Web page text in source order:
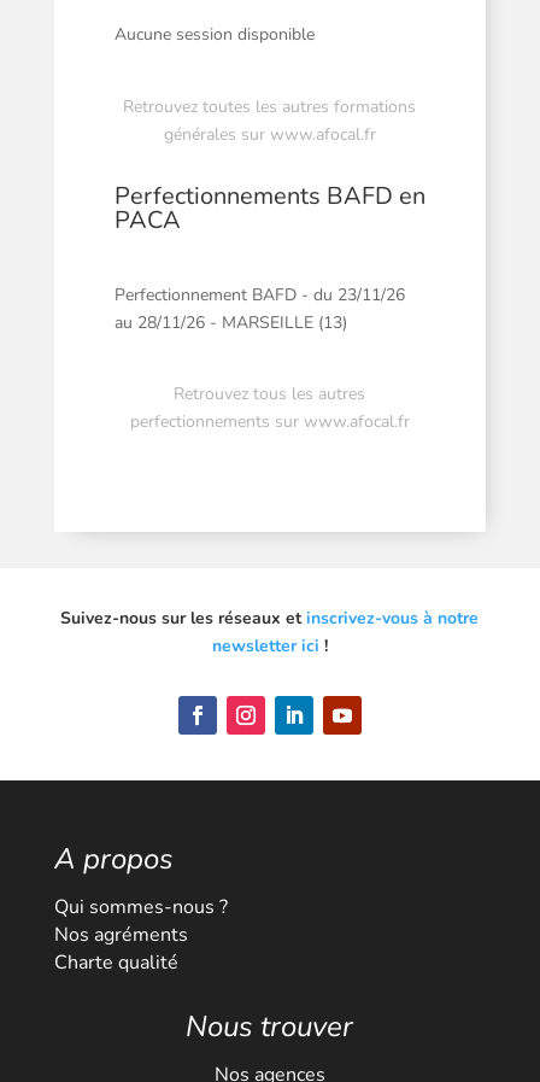
Aucune session disponible
Retrouvez toutes les autres formations
générales sur www.afocal.fr
Perfectionnements BAFD en
PACA
Perfectionnement BAFD - du 23/11/26
au 28/11/26 - MARSEILLE (13)
Retrouvez tous les autres
perfectionnements sur www.afocal.fr
Suivez-nous sur les réseaux etinscrivez-vous à notre
newsletter ici !
A propos
Qui sommes-nous ?
Nos agréments
Charte qualité
Nous trouver
Nos agences